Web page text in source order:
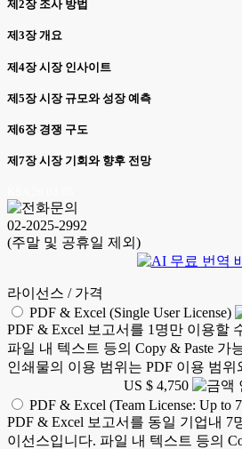
제2장 조사 방법
제3장 개요
제4장 시장 인사이트
제5장 시장 규모와 성장 예측
제6장 경쟁 구도
제7장 시장 기회와 향후 전망
02-2025-2992
(주말 및 공휴일 제외)
라이선스 / 가격
PDF & Excel (Single User License)
PDF & Excel 보고서를 1명만 이용할
파일 내 텍스트 등의 Copy & Paste 가
인쇄물의 이용 범위는 PDF 이용 범위
US $ 4,750
PDF & Excel (Team License: Up to
PDF & Excel 보고서를 동일 기업내 7
이선스입니다. 파일 내 텍스트 등의